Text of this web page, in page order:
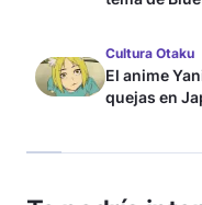
Cultura Otaku
El anime
quejas en